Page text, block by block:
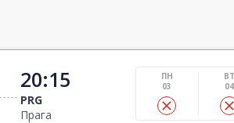
20:15
PRG
Прага
ПН
03
ВТ
04